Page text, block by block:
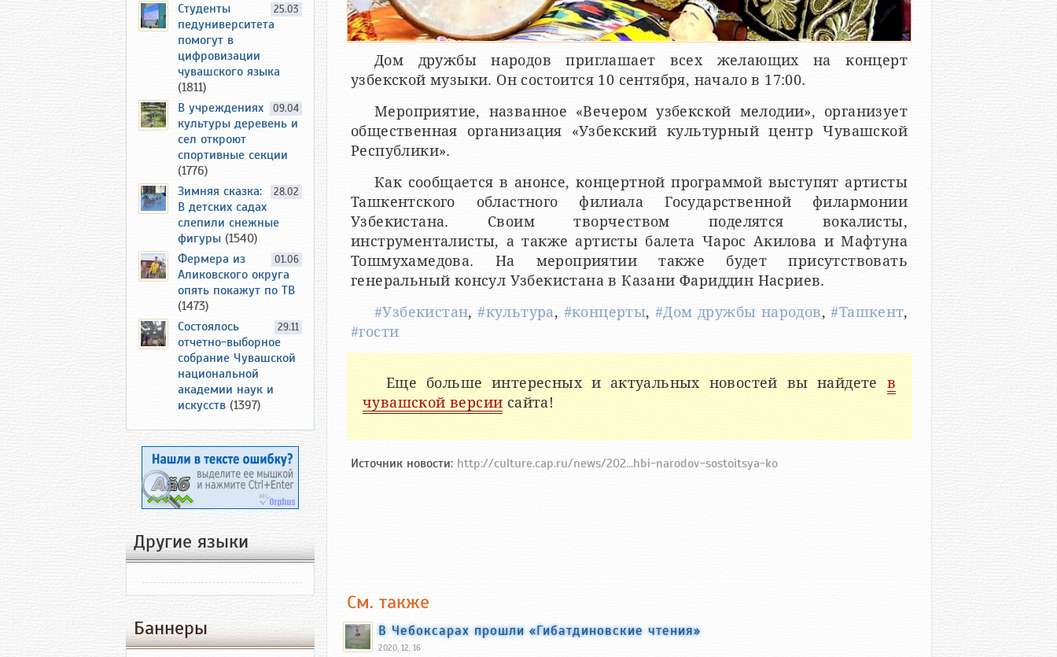
Дом дружбы народов приглашает всех желающих на концерт
узбекской музыки. Он состоится 10 сентября, начало в 17:00.
Мероприятие, названное «Вечером узбекской мелодии», организует
общественная организация «Узбекский культурный центр Чувашской
Республики».
Как сообщается в анонсе, концертной программой выступят артисты
Ташкентского областного филиала Государственной филармонии
Узбекистана. Своим творчеством поделятся вокалисты,
инструменталисты, а также артисты балета Чарос Акилова и Мафтуна
Тошмухамедова. На мероприятии также будет присутствовать
генеральный консул Узбекистана в Казани Фариддин Насриев.
#Узбекистан,#культура, #концерты,#Дом дружбы народов,#Ташкент,
#гости
Еще больше интересных и актуальных новостей вы найдете в
чувашской версии сайта!
Источник новости: http://culture.cap.ru/news/202...hbi-narodov-sostoitsya-ko
См. также
В Чебоксарах прошли «Гибатдиновские чтения»
2020, 12, 16
25.03
Студенты
педуниверситета
помогут в
цифровизации
чувашского языка
(1811)
09.04
В учреждениях
культуры деревень и
сел откроют
спортивные секции
(1776)
28.02
Зимняя сказка:
В детских садах
слепили снежные
фигуры (1540)
01.06
Фермера из
Аликовского округа
опять покажут по ТВ
(1473)
29.11
Состоялось
отчетно-выборное
собрание Чувашской
национальной
академии наук и
искусств (1397)
Другие языки
Баннеры